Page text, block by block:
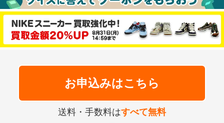
お申込みはこちら
送料・手数料はすべて無料